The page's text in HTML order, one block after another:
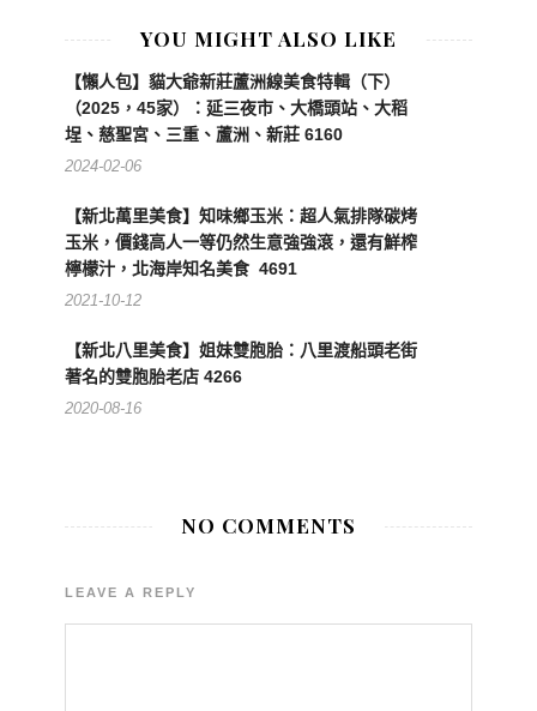
YOU MIGHT ALSO LIKE
【懶人包】貓大爺新莊蘆洲線美食特輯（下）
（2025，45家）：延三夜市、大橋頭站、大稻
埕、慈聖宮、三重、蘆洲、新莊 6160
2024-02-06
【新北萬里美食】知味鄉玉米：超人氣排隊碳烤
玉米，價錢高人一等仍然生意強強滾，還有鮮榨
檸檬汁，北海岸知名美食 4691
2021-10-12
【新北八里美食】姐妹雙胞胎：八里渡船頭老街
著名的雙胞胎老店 4266
2020-08-16
NO COMMENTS
LEAVE A REPLY